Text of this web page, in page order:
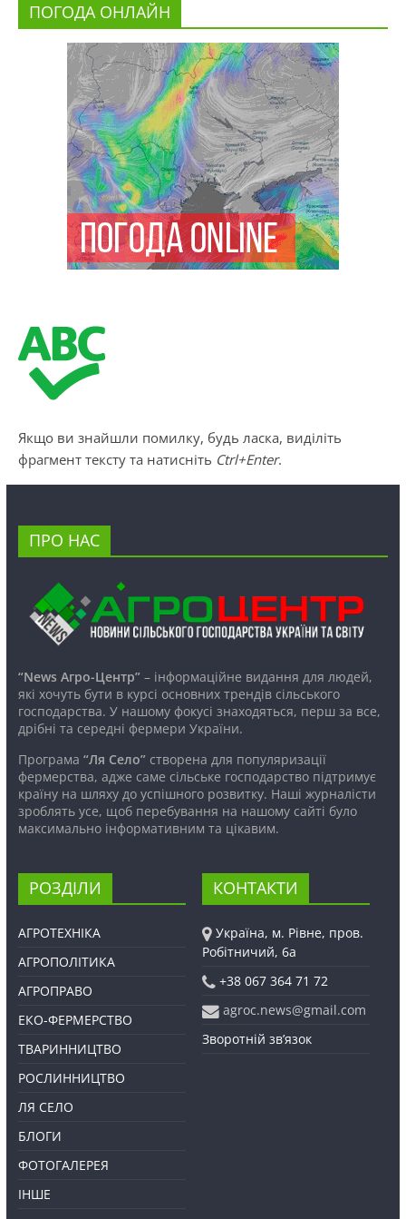
ПОГОДА ОНЛАЙН
Якщо ви знайшли помилку, будь ласка, виділіть
фрагмент тексту та натисніть Ctrl+Enter.
ПРО НАС
“News Агро-Центр”– інформаційне видання для людей,
які хочуть бути в курсі основних трендів сільського
господарства. У нашому фокусі знаходяться, перш за все,
дрібні та середні фермери України.
Програма “Ля Село”створена для популяризації
фермерства, адже саме сільське господарство підтримує
країну на шляху до успішного розвитку. Наші журналісти
зроблять усе, щоб перебування на нашому сайті було
максимально інформативним та цікавим.
РОЗДІЛИ
АГРОТЕХНІКА
АГРОПОЛІТИКА
АГРОПРАВО
ЕКО-ФЕРМЕРСТВО
ТВАРИННИЦТВО
РОСЛИННИЦТВО
ЛЯ СЕЛО
БЛОГИ
ФОТОГАЛЕРЕЯ
ІНШЕ
КОНТАКТИ
Україна, м. Рівне, пров.
Робітничий, 6а
+38 067 364 71 72
agroc.news@gmail.com
Зворотній зв’язок